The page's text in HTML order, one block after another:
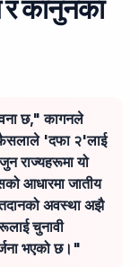
र कानुनका
छ," कागनले
'दफा २'लाई
राज्यहरूमा यो
आधारमा जातीय
अवस्था अझै
चुनावी
भएको छ।"